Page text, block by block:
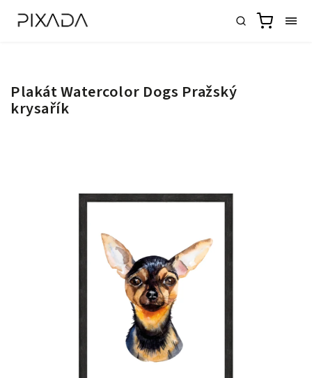
Plakát Watercolor Dogs Pražský
krysařík